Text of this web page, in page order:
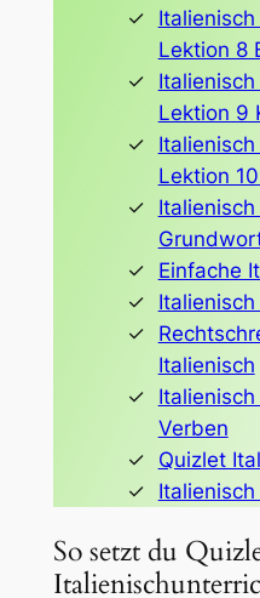
Lektion 8
Lektion 9
Lektion
Einfache
Italienisch
Verben
Quizlet
So setzt du